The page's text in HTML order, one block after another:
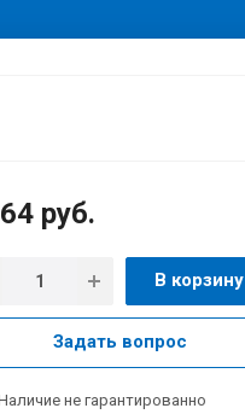
руб.
В корзину
Задать вопрос
не гарантированно